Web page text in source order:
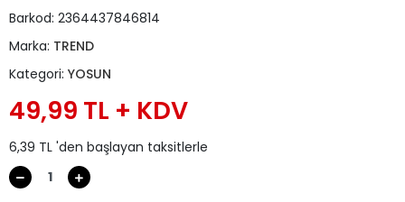
Barkod: 2364437846814
Marka: TREND
Kategori: YOSUN
49,99 TL + KDV
6,39 TL 'den başlayan taksitlerle